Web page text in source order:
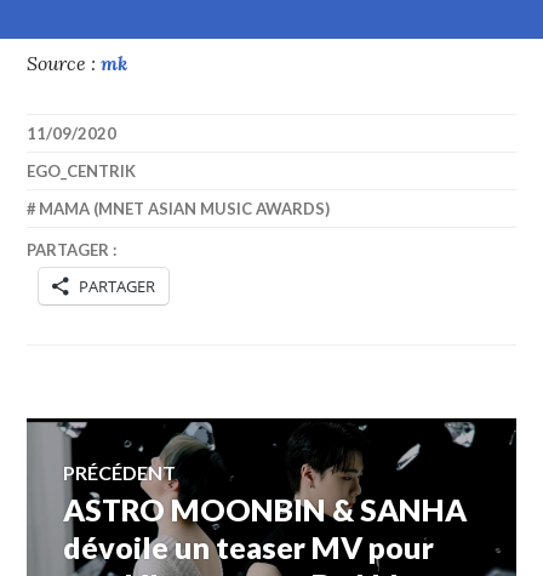
Source :mk
11/09/2020
EGO_CENTRIK
MAMA (MNET ASIAN MUSIC AWARDS)
PARTAGER :
PARTAGER
Navigation
de
PRÉCÉDENT
Article
précédent :
ASTRO MOONBIN & SANHA
dévoile un teaser MV pour